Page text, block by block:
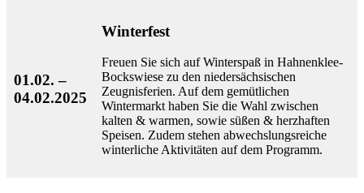
01.02. –
04.02.2025
Winterfest
Freuen Sie sich auf Winterspaß in Hahnenklee-
Bockswiese zu den niedersächsischen
Zeugnisferien. Auf dem gemütlichen
Wintermarkt haben Sie die Wahl zwischen
kalten & warmen, sowie süßen & herzhaften
Speisen. Zudem stehen abwechslungsreiche
winterliche Aktivitäten auf dem Programm.